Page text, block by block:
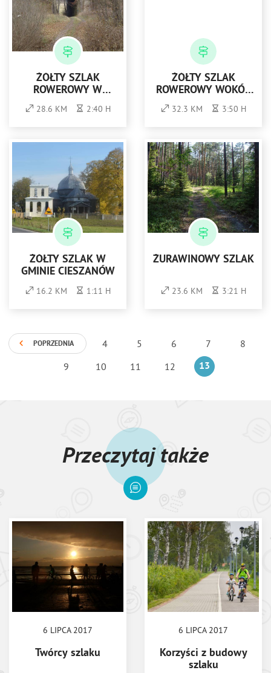
ŻÓŁTY SZLAK
ROWEROWY W
GMINIE GOŁDAP
28.6 KM 2:40 H
ŻÓŁTY SZLAK
ROWEROWY WOKÓŁ
STRAWCZYNA
32.3 KM 3:50 H
ŻÓŁTY SZLAK W
GMINIE CIESZANÓW
16.2 KM 1:11 H
ŻURAWINOWY SZLAK
23.6 KM 3:21 H
POPRZEDNIA 4 5 6 7
8
9
10 11 12 13
Przeczytaj także
6 LIPCA 2017
Twórcy szlaku
6 LIPCA 2017
Korzyści z budowy
szlaku